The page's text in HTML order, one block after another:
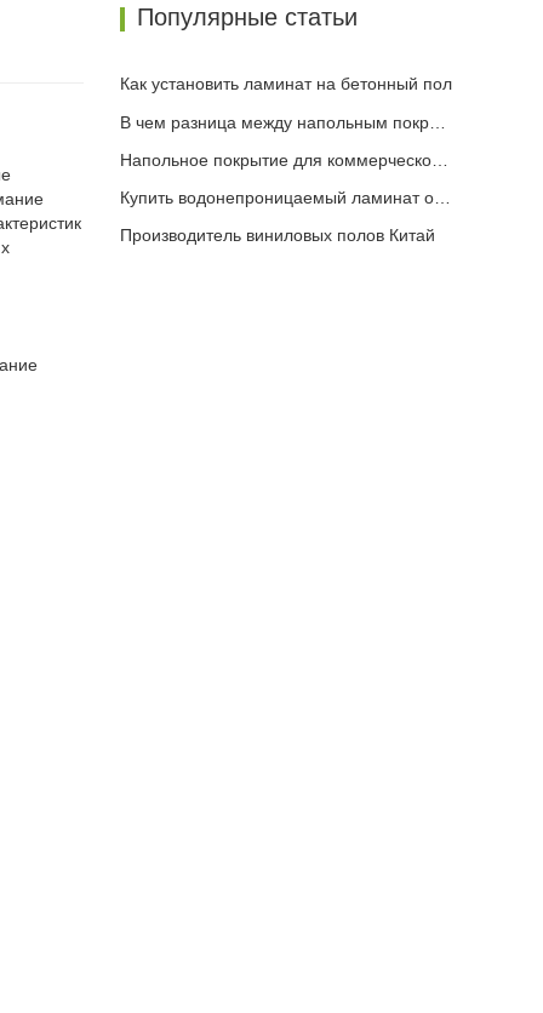
Популярные статьи
Как установить ламинат на бетонный пол
В чем разница между напольным покрытием SPC и WPC
Напольное покрытие для коммерческой кухни
Купить водонепроницаемый ламинат онлайн
Производитель виниловых полов Китай